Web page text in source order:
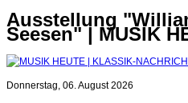
Ausstellung
Seesen" | MUSIK
Donnerstag, 06. August 2026